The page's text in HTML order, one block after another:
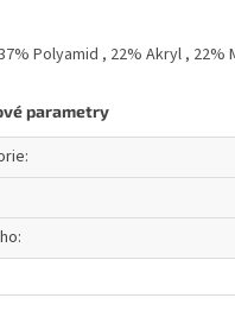
Polyamid , 22% Akryl ,
parametry
:
: